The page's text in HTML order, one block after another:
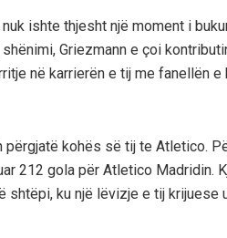
ishte thjesht një moment i
Griezmann e çoi
në karrierën e tij me fanellën e
kohës së tij te Atletico.
212 gola për Atletico Madridin.
ku një lëvizje e tij krijuese